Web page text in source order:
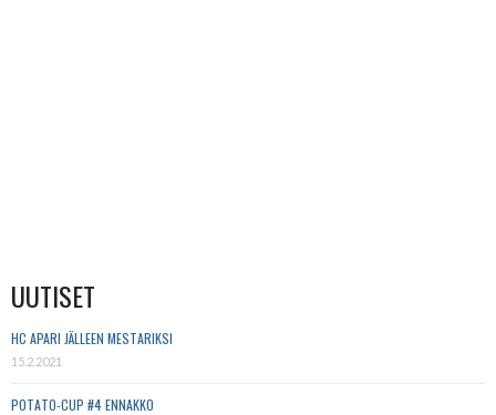
UUTISET
HC APARI JÄLLEEN MESTARIKSI
15.2.2021
POTATO-CUP #4 ENNAKKO